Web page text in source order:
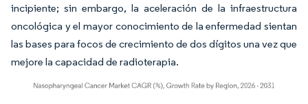
incipiente; sin embargo, la aceleración de la infraestructura
oncológica y el mayor conocimiento de la enfermedad sientan
las bases para focos de crecimiento de dos dígitos una vez que
mejore la capacidad de radioterapia.